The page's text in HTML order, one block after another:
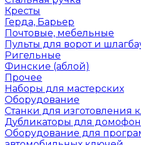
Кресты
Герда, Барьер
Почтовые, мебельные
Пульты для ворот и
Ригельные
Финские (аблой)
Прочее
Наборы для мастерских
Оборудование
Станки для изготовления
Дубликаторы для
Оборудование для